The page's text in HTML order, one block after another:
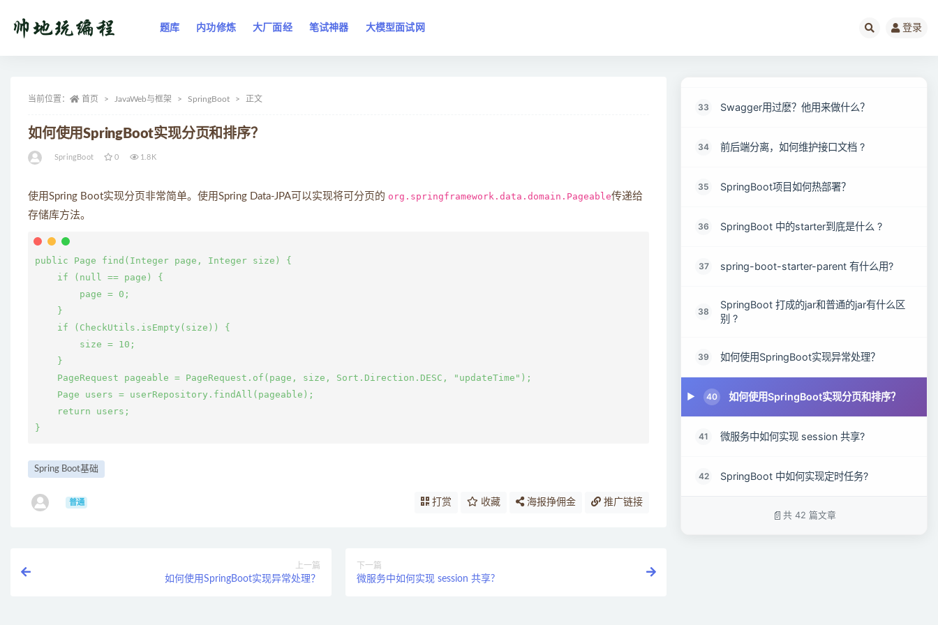
题库 内功修炼 大厂面经 笔试神器 大模型面试网 登录
当前位置： 首页 JavaWeb与框架 SpringBoot 正文
如何使用SpringBoot实现分页和排序？
SpringBoot 0 1.8K
使用Spring Boot实现分页非常简单。使用Spring Data-JPA可以实现将可分页的 org.springframework.data.domain.Pageable传递给
存储库方法。
public Page find(Integer page, Integer size) {
    if (null == page) {
        page = 0;
    }
    if (CheckUtils.isEmpty(size)) {
        size = 10;
    }
    PageRequest pageable = PageRequest.of(page, size, Sort.Direction.DESC, "updateTime");
    Page users = userRepository.findAll(pageable);
    return users;
Spring Boot基础
普通 打赏 收藏 海报挣佣金 推广链接
上一篇
如何使用SpringBoot实现异常处理？
下一篇
微服务中如何实现 session 共享?
33 Swagger用过麽？他用来做什么？
34 前后端分离，如何维护接口文档 ?
35 SpringBoot项目如何热部署？
36 SpringBoot 中的starter到底是什么 ?
37 spring-boot-starter-parent 有什么用?
38
SpringBoot 打成的jar和普通的jar有什么区
别 ?
39 如何使用SpringBoot实现异常处理？
40 如何使用SpringBoot实现分页和排序？
41 微服务中如何实现 session 共享?
42 SpringBoot 中如何实现定时任务?
共 42 篇文章